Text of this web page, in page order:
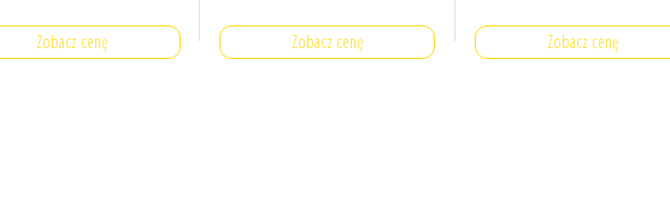
Zobacz cenę Zobacz cenę Zobacz cenę